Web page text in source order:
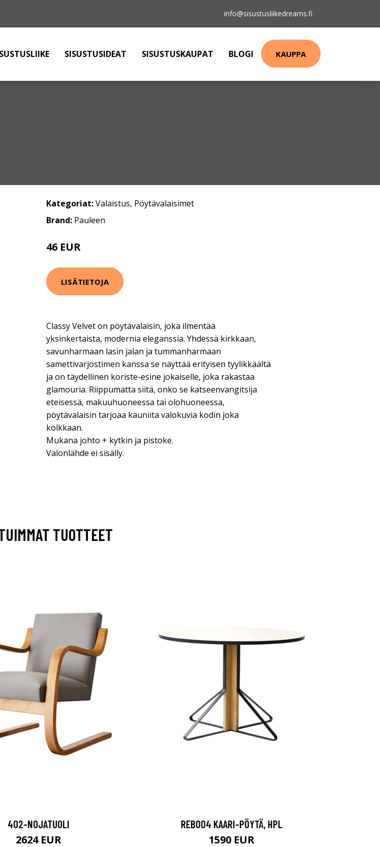
info@sisustusliikedreams.fi
SISUSTUSIDEAT SISUSTUSKAUPAT BLOGI KAUPPA
Kategoriat:Valaistus, Pöytävalaisimet
Brand: Pauleen
46 EUR
LISÄTIETOJA
Classy Velvet on pöytävalaisin, joka ilmentää
yksinkertaista, modernia eleganssia. Yhdessä kirkkaan,
savunharmaan lasin jalan ja tummanharmaan
samettivarjostimen kanssa se näyttää erityisen tyylikkäältä
ja on täydellinen koriste-esine jokaiselle, joka rakastaa
glamouria. Riippumatta siitä, onko se katseenvangitsija
eteisessä, makuuhuoneessa tai olohuoneessa,
pöytävalaisin tarjoaa kauniita valokuvia kodin joka
kolkkaan.
Mukana johto + kytkin ja pistoke.
Valonlähde ei sisälly.
TUOTTEET
402-NOJATUOLI
2624 EUR
REB004 KAARI-PÖYTÄ, HPL
1590 EUR